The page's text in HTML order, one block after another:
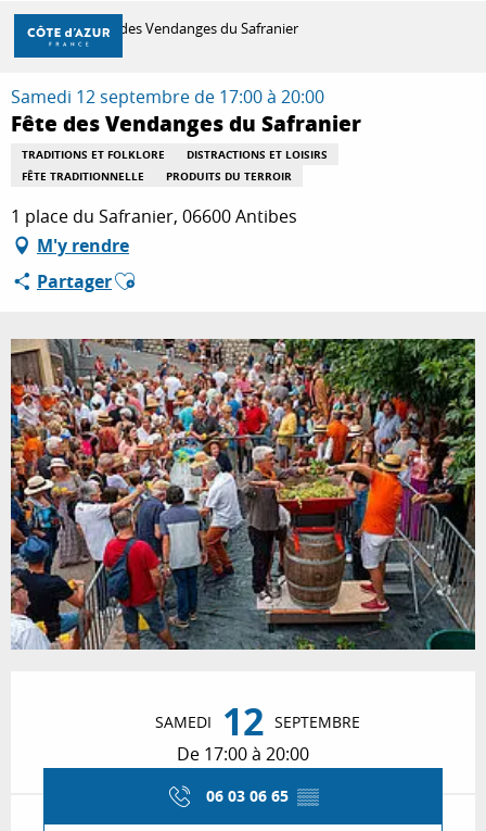
Aller
contenu
principal
DÉCOUVRIR
À FAIRE
SÉJOURNER
Accueil Fête des Vendanges du Safranier
Samedi 12 septembre de 17:00 à 20:00
Fête des Vendanges du Safranier
TRADITIONS ET FOLKLORE
DISTRACTIONS ET LOISIRS
FÊTE TRADITIONNELLE
PRODUITS DU TERROIR
1 place du Safranier, 06600 Antibes
M'y rendre
PartagerAjouter aux favoris
SAMEDI 12 SEPTEMBRE
De 17:00 à 20:00
06 03 06 65 ▒▒